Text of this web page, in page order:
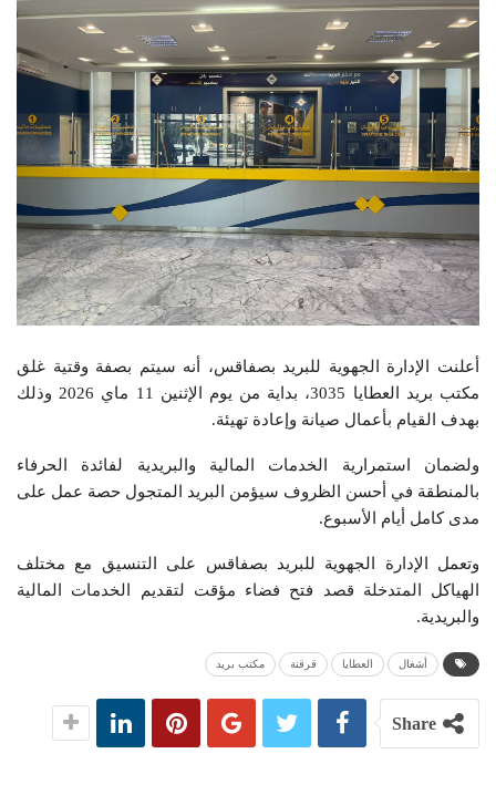
أعلنت الإدارة الجهوية للبريد بصفاقس، أنه سيتم بصفة وقتية غلق
مكتب بريد العطايا 3035، بداية من يوم الإثنين 11 ماي 2026 وذلك
بهدف القيام بأعمال صيانة وإعادة تهيئة.
ولضمان استمرارية الخدمات المالية والبريدية لفائدة الحرفاء
بالمنطقة في أحسن الظروف سيؤمن البريد المتجول حصة عمل على
مدى كامل أيام الأسبوع.
وتعمل الإدارة الجهوية للبريد بصفاقس على التنسيق مع مختلف
الهياكل المتدخلة قصد فتح فضاء مؤقت لتقديم الخدمات المالية
والبريدية.
أشغال العطايا قرقنة مكتب بريد
Share